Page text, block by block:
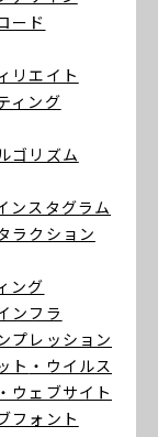
ード
リエイト
ィング
ゴリズム
ンスタグラム
ラクション
ング
ンフラ
プレッション
ト ・ウイルス
・ウェブサイト
フォント